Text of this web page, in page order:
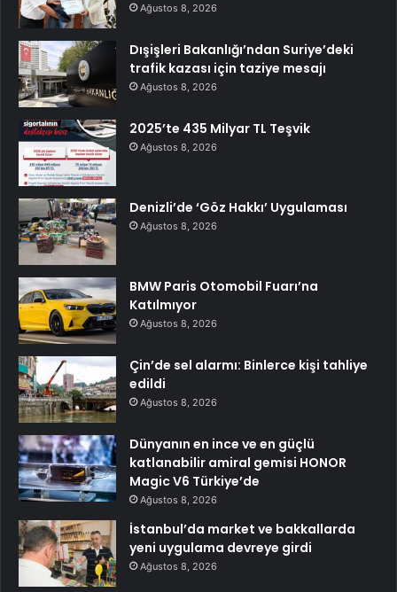
Ağustos 8, 2026
Dışişleri Bakanlığı’ndan Suriye’deki
trafik kazası için taziye mesajı
Ağustos 8, 2026
2025’te 435 Milyar TL Teşvik
Ağustos 8, 2026
Denizli’de ‘Göz Hakkı’ Uygulaması
Ağustos 8, 2026
BMW Paris Otomobil Fuarı’na
Katılmıyor
Ağustos 8, 2026
Çin’de sel alarmı: Binlerce kişi tahliye
edildi
Ağustos 8, 2026
Dünyanın en ince ve en güçlü
katlanabilir amiral gemisi HONOR
Magic V6 Türkiye’de
Ağustos 8, 2026
İstanbul’da market ve bakkallarda
yeni uygulama devreye girdi
Ağustos 8, 2026